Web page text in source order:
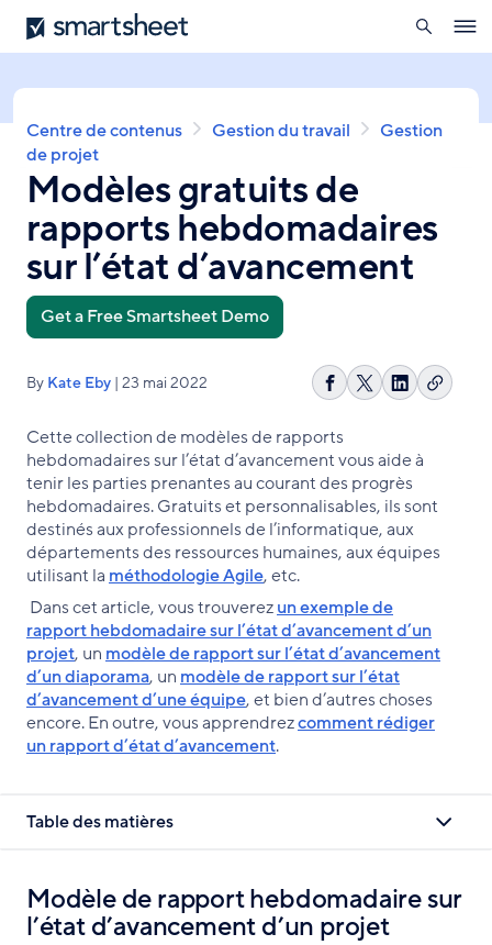
Aller
au
principal
Smartsheet
ouverte
Fil
d'Ariane
Centre de contenus Gestion du travail
Gestion
de projet
Modèles gratuits de
rapports hebdomadaires
sur l’état d’avancement
Get a Free Smartsheet Demo
By Kate Eby | 23 mai 2022
Partager
Facebook
SharePartagerCopier
Cette collection de modèles de rapports
hebdomadaires sur l’état d’avancement vous aide à
tenir les parties prenantes au courant des progrès
hebdomadaires. Gratuits et personnalisables, ils sont
destinés aux professionnels de l’informatique, aux
départements des ressources humaines, aux équipes
utilisant la méthodologie Agile, etc.
Dans cet article, vous trouverezun exemple de
rapport hebdomadaire sur l’état d’avancement d’un
projet, un modèle de rapport sur l’état d’avancement
d’un diaporama, un modèle de rapport sur l’état
d’avancement d’une équipe, et bien d’autres choses
encore. En outre, vous apprendrezcomment rédiger
un rapport d’état d’avancement.
Table des matières
Modèle de rapport hebdomadaire sur
l’état d’avancement d’un projet